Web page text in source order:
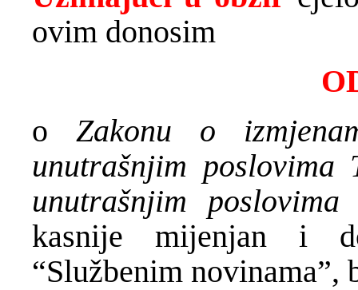
ovim donosim
oZakonu o
unutrašnjim poslovima
unutrašnjim
kasnije mijenjan i
“Službenim novinama”,